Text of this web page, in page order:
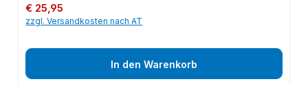
Regulärer Preis:
€ 25,95
zzgl. Versandkosten nach AT
In den Warenkorb